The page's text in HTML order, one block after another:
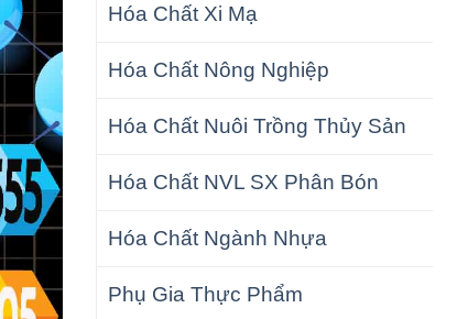
Hóa Chất Xi Mạ
Hóa Chất Nông Nghiệp
Hóa Chất Nuôi Trồng Thủy Sản
Hóa Chất NVL SX Phân Bón
Hóa Chất Ngành Nhựa
Phụ Gia Thực Phẩm